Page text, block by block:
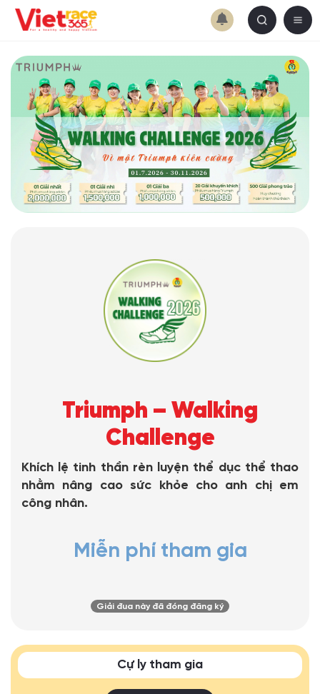
Triumph – Walking
Challenge
Khích lệ tinh thần rèn luyện thể dục thể thao
nhằm nâng cao sức khỏe cho anh chị em
công nhân.
Miễn phí tham gia
Giải đua này đã đóng đăng ký
Cự ly tham gia